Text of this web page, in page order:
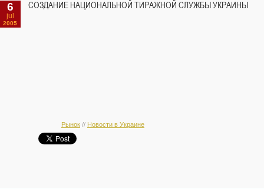
6
jul
2005
СОЗДАНИЕ НАЦИОНАЛЬНОЙ ТИРАЖНОЙ СЛУЖБЫ УКРАИНЫ
Рынок // Новости в Украине